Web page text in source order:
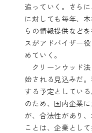
追っていく。さら
に対しても毎年、
らの情報提供など
スがアドバイザー
めていく。
クリーンウッド法
始される見込みだ
する予定としてい
のため、国内企業
が、合法性があり
ことは、企業とし